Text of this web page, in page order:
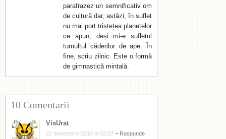
parafrazez un semnificativ om
de cultură dar, astăzi, în suflet
nu mai port tristețea planetelor
ce apun, deși mi-e sufletul
tumultul căderilor de ape. În
fine, scriu zilnic. Este o formă
de gimnastică mintală.
10 Comentarii
VisUrat
22 decembrie 2010 la 03:07 - Raspunde